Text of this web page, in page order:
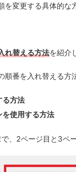
変更する具体的な
れ替える方法を紹介
番を入れ替える方
る方法
使用する方法
、2ページ目と3ペ